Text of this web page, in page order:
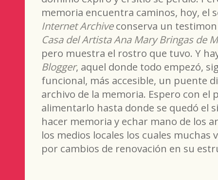
memoria encuentra caminos, hoy, el
Internet Archiveconserva un
Casa del Artista Ana Mary Bringas de
pero muestra el rostro que tuvo. Y
Blogger, aquel donde todo empezó,
funcional, más accesible, un puente
archivo de la memoria. Espero con el
alimentarlo hasta donde se quedó el
hacer memoria y echar mano de los
los medios locales los cuales muchas
por cambios de renovación en su